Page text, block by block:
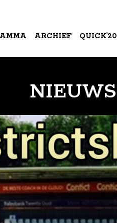
ARCHIEF QUICK’20
NIEUWS